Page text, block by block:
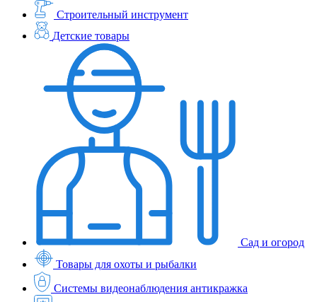
Строительный инструмент
Детские товары
Сад и огород
Товары для охоты и рыбалки
Системы видеонаблюдения антикражка